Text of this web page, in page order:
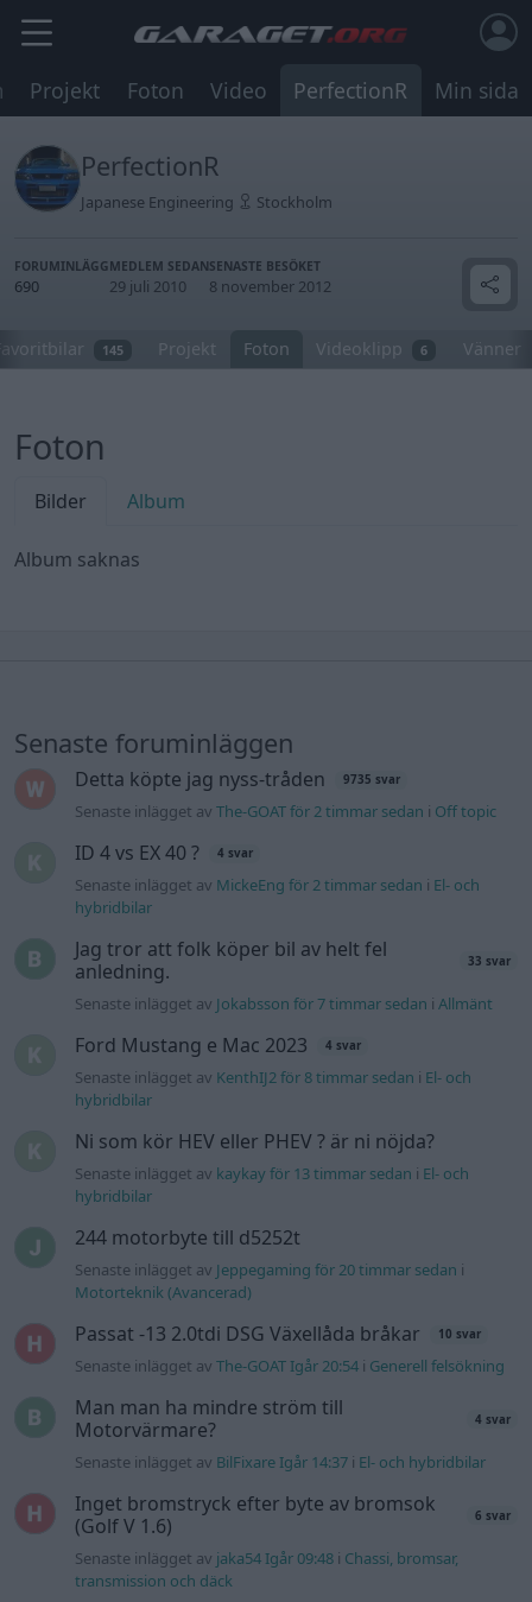
Projekt Foton Video PerfectionR Min sida
PerfectionR
Japanese Engineering Stockholm
FORUMINLÄGG
690
MEDLEM SEDAN
29 juli 2010
SENASTE BESÖKET
8 november 2012
145 Projekt Foton Videoklipp 6 Vänner
Foton
Bilder Album
Album saknas
Senaste foruminläggen
Detta köpte jag nyss-tråden 9735 svar
Senaste inlägget avThe-GOAT för 2 timmar sedan i Off topic
ID 4 vs EX 40 ? 4 svar
Senaste inlägget av MickeEng för 2 timmar sedan i El- och
hybridbilar
Jag tror att folk köper bil av helt fel
anledning.
33 svar
Senaste inlägget av Jokabsson för 7 timmar sedan iAllmänt
Ford Mustang e Mac 2023 4 svar
Senaste inlägget av KenthIJ2 för 8 timmar sedan i El- och
hybridbilar
Ni som kör HEV eller PHEV ? är ni nöjda?
Senaste inlägget av kaykay för 13 timmar sedan i El- och
hybridbilar
244 motorbyte till d5252t
Senaste inlägget av Jeppegaming för 20 timmar sedan i
Motorteknik (Avancerad)
Passat -13 2.0tdi DSG Växellåda bråkar 10 svar
Senaste inlägget avThe-GOAT Igår 20:54 i Generell felsökning
Man man ha mindre ström till
Motorvärmare?
4 svar
Senaste inlägget av BilFixare Igår 14:37 i El- och hybridbilar
Inget bromstryck efter byte av bromsok
(Golf V 1.6)
6 svar
Senaste inlägget av jaka54 Igår 09:48 i Chassi, bromsar,
transmission och däck